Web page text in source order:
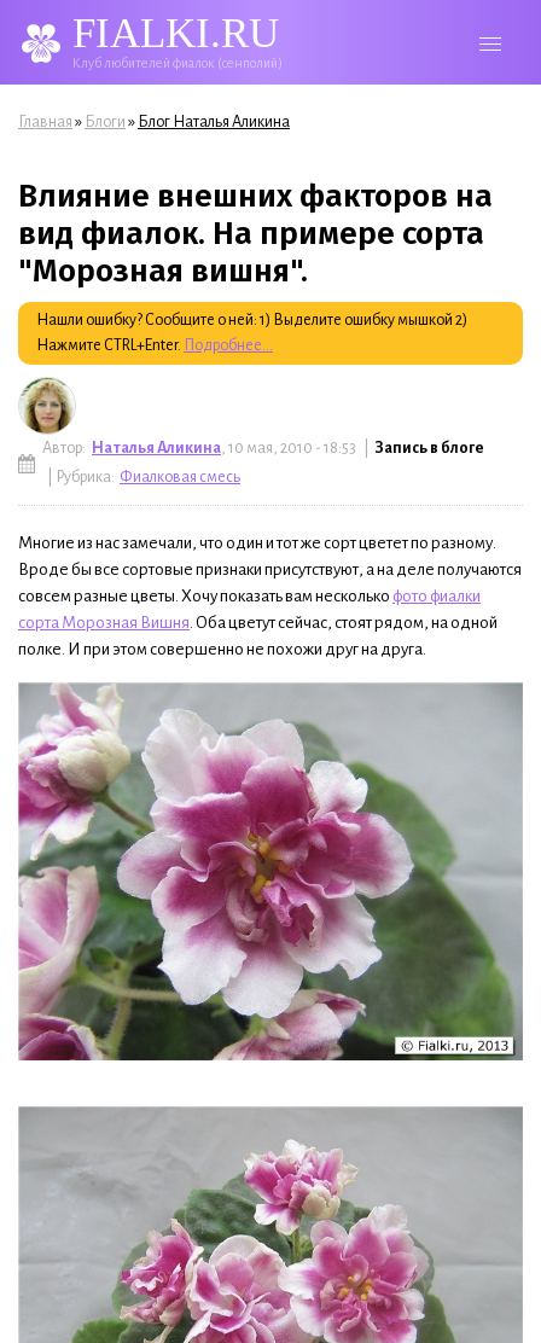
FIALKI.RU
Клуб любителей фиалок (сенполий)
Вы здесь
Главная » Блоги » Блог Наталья Аликина
Влияние внешних факторов на
вид фиалок. На примере сорта
"Морозная вишня".
Нашли ошибку? Сообщите о ней: 1) Выделите ошибку мышкой 2)
Нажмите CTRL+Enter. Подробнее...
Автор: Наталья Аликина, 10 мая, 2010 - 18:53 | Запись в блоге
| Рубрика: Фиалковая смесь
Многие из нас замечали, что один и тот же сорт цветет по разному.
Вроде бы все сортовые признаки присутствуют, а на деле получаются
совсем разные цветы. Хочу показать вам несколько фото фиалки
сорта Морозная Вишня . Оба цветут сейчас, стоят рядом, на одной
полке. И при этом совершенно не похожи друг на друга.